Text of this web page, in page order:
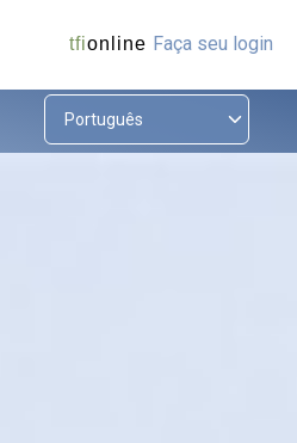
tfionline Faça seu login